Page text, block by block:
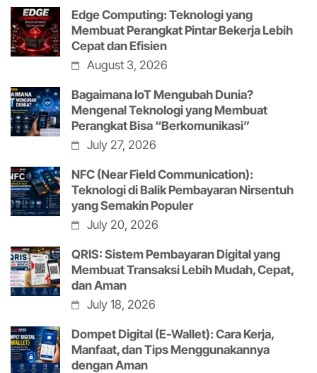
Edge Computing: Teknologi yang
Membuat Perangkat Pintar Bekerja Lebih
Cepat dan Efisien
August 3, 2026
Bagaimana IoT Mengubah Dunia?
Mengenal Teknologi yang Membuat
Perangkat Bisa “Berkomunikasi”
July 27, 2026
NFC (Near Field Communication):
Teknologi di Balik Pembayaran Nirsentuh
yang Semakin Populer
July 20, 2026
QRIS: Sistem Pembayaran Digital yang
Membuat Transaksi Lebih Mudah, Cepat,
dan Aman
July 18, 2026
Dompet Digital (E-Wallet): Cara Kerja,
Manfaat, dan Tips Menggunakannya
dengan Aman